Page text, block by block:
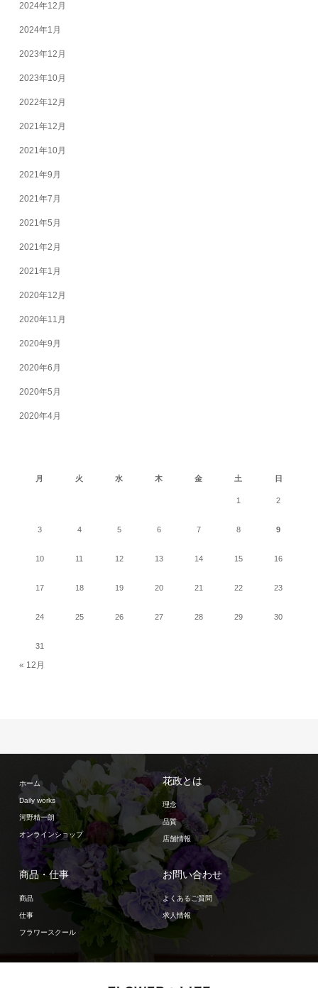
2024年12月
2024年1月
2023年12月
2023年10月
2022年12月
2021年12月
2021年10月
2021年9月
2021年7月
2021年5月
2021年2月
2021年1月
2020年12月
2020年11月
2020年9月
2020年6月
2020年5月
2020年4月
月
火 水 木 金 土 日
1 2
3 4 5 6 7 8 9
10 11 12 13 14 15 16
17 18 19 20 21 22 23
24 25 26 27 28 29 30
31
« 12月
ホーム
Daily works
河野精一朗
オンラインショップ
花政とは
理念
品質
店舗情報
商品・仕事
商品
仕事
フラワースクール
お問い合わせ
よくあるご質問
求人情報